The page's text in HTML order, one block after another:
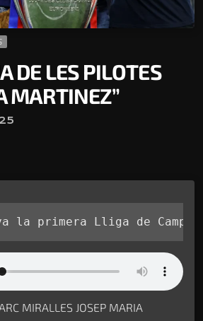
DE LES PILOTES
MARTINEZ”
la primera Lliga de
MIRALLES JOSEP MARIA